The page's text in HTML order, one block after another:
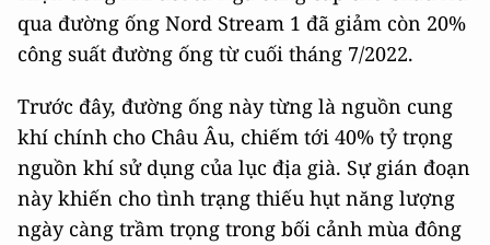
qua đường ống Nord Stream 1 đã giảm còn 20%
công suất đường ống từ cuối tháng 7/2022.
Trước đây, đường ống này từng là nguồn cung
khí chính cho Châu Âu, chiếm tới 40% tỷ trọng
nguồn khí sử dụng của lục địa già. Sự gián đoạn
này khiến cho tình trạng thiếu hụt năng lượng
ngày càng trầm trọng trong bối cảnh mùa đông